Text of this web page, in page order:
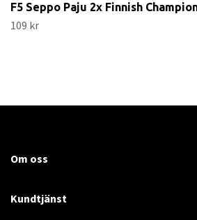
F5 Seppo Paju 2x Finnish
109 kr
Om oss
Kundtjänst